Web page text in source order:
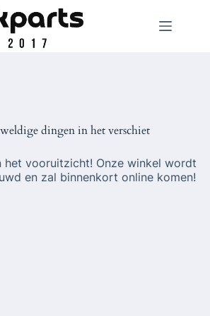
dingen in het verschiet
het vooruitzicht! Onze winkel wordt
en zal binnenkort online komen!